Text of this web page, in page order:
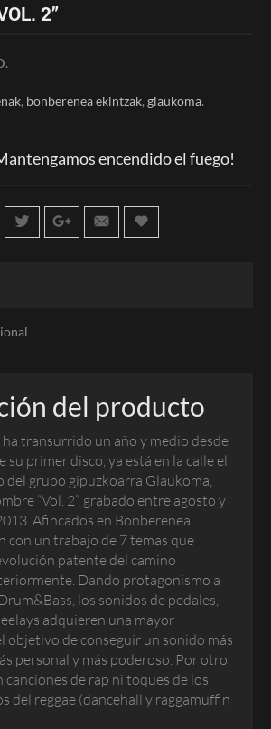
2”
.
, bonberenea ekintzak, glaukoma.
encendido el fuego!
del producto
transurrido un año y medio desde
su primer disco, ya está en la calle el
del grupo gipuzkoarra Glaukoma,
“Vol. 2”, grabado entre agosto y
Afincados en Bonberenea
con un trabajo de 7 temas que
patente del camino
Dando protagonismo a
los sonidos de pedales,
adquieren una mayor
objetivo de conseguir un sonido más
personal y más poderoso. Por otro
canciones de rap ni toques de los
del reggae (dancehall y raggamuffin